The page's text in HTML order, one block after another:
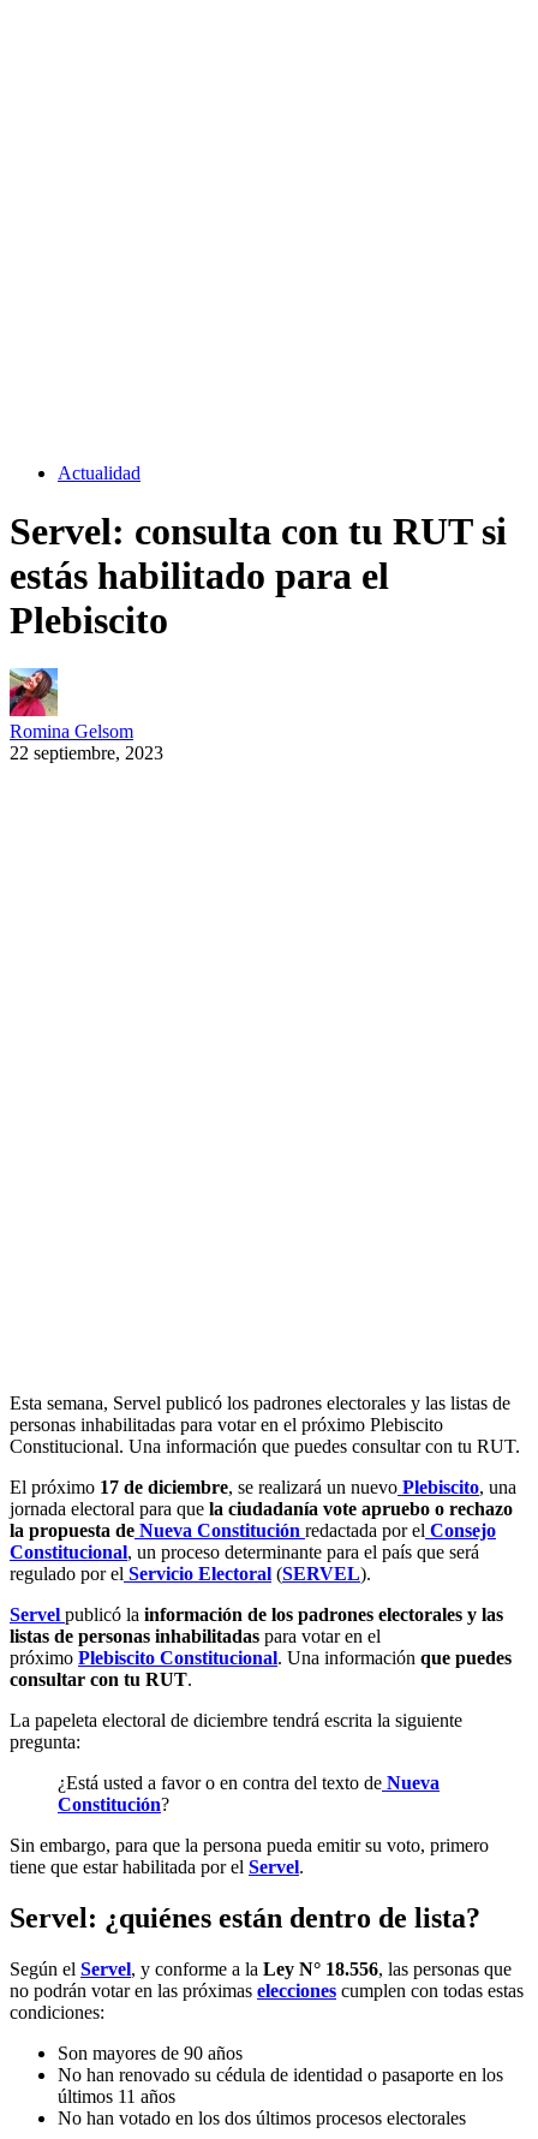
Actualidad
Servel: consulta con tu RUT si
estás habilitado para el
Plebiscito
Romina Gelsom
22 septiembre, 2023
Esta semana, Servel publicó los padrones electorales y las listas de
personas inhabilitadas para votar en el próximo Plebiscito
Constitucional. Una información que puedes consultar con tu RUT.
El próximo 17 de diciembre, se realizará un nuevo Plebiscito, una
jornada electoral para que la ciudadanía vote apruebo o rechazo
la propuesta de Nueva Constitución redactada por el Consejo
Constitucional, un proceso determinante para el país que será
regulado por el Servicio Electoral (SERVEL).
Servel publicó la información de los padrones electorales y las
listas de personas inhabilitadas para votar en el
próximo Plebiscito Constitucional. Una información que puedes
consultar con tu RUT.
La papeleta electoral de diciembre tendrá escrita la siguiente
pregunta:
¿Está usted a favor o en contra del texto de Nueva
Constitución?
Sin embargo, para que la persona pueda emitir su voto, primero
tiene que estar habilitada por el Servel.
Servel: ¿quiénes están dentro de lista?
Según el Servel, y conforme a la Ley N° 18.556, las personas que
no podrán votar en las próximas elecciones cumplen con todas estas
condiciones:
Son mayores de 90 años
No han renovado su cédula de identidad o pasaporte en los
últimos 11 años
No han votado en los dos últimos procesos electorales